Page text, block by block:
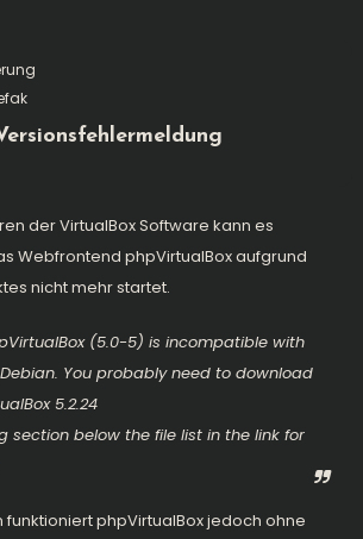
der VirtualBox Software kann es
Webfrontend phpVirtualBox aufgrund
nicht mehr startet.
(5.0-5) is incompatible with
You probably need to download
5.2.24
section below the file list in the link for
funktioniert phpVirtualBox jedoch ohne